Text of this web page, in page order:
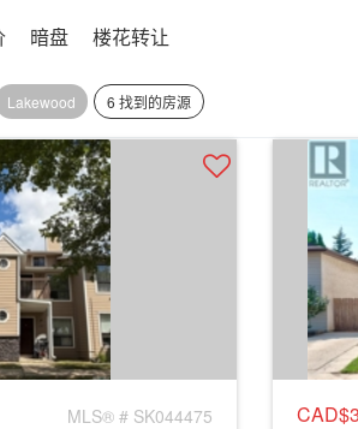
暗盘 楼花转让
Lakewood 6 找到的房源
MLS® # SK044475